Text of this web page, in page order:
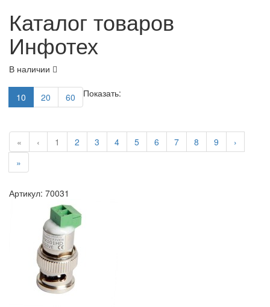
Каталог товаров
Инфотех
В наличии
Показать:
10 20 60
« ‹ 1 2 3 4 5 6 7 8 9
›
»
Артикул: 70031